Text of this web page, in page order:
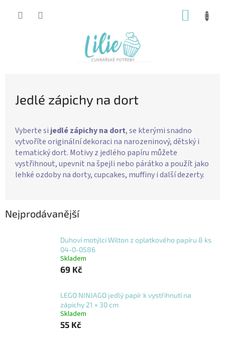
Jedlé zápichy na dort
Vyberte si jedlé zápichy na dort, se kterými snadno
vytvoříte originální dekoraci na narozeninový, dětský i
tematický dort. Motivy z jedlého papíru můžete
vystřihnout, upevnit na špejli nebo párátko a použít jako
lehké ozdoby na dorty, cupcakes, muffiny i další dezerty.
Nejprodávanější
Duhoví motýlci Wilton z oplatkového papíru 8 ks
04-0-0586
Skladem
69 Kč
LEGO NINJAGO jedlý papír k vystřihnutí na
zápichy 21 × 30 cm
Skladem
55 Kč